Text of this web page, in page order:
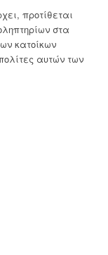
προτίθεται
στα
κατοίκων
αυτών των